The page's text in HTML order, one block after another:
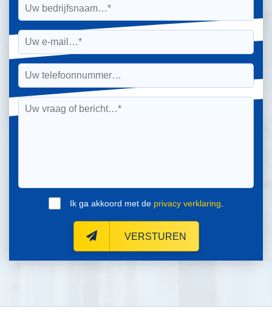
Ik ga akkoord met de privacy verklaring
VERSTUREN